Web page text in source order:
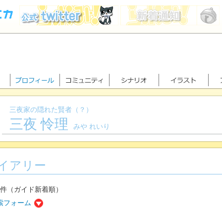
三夜家の隠れた賢者（？）
三夜 怜理 みや れいり
アリー
（ガイド新着順）
フォーム